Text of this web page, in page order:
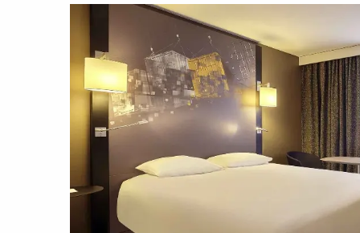
Die gesamte Agenda
Frühling
Wenn es regnet
Mit den Kindern
Unter Freunden
Trendige Orte
Bester Brunch
Restaurants mit
Aussicht
Gut aus der Heimat !
Aufenthalte am Meer
Aufenthalte mit dem
Zug
Fahrradaufenthalte